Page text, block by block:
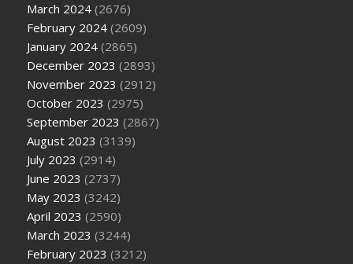
March 2024 (2676)
February 2024 (2609)
January 2024 (2865)
December 2023 (2893)
November 2023 (2912)
October 2023 (2975)
September 2023 (2867)
August 2023 (3139)
July 2023 (2914)
June 2023 (2737)
May 2023 (3242)
April 2023 (2590)
March 2023 (3244)
February 2023 (3212)